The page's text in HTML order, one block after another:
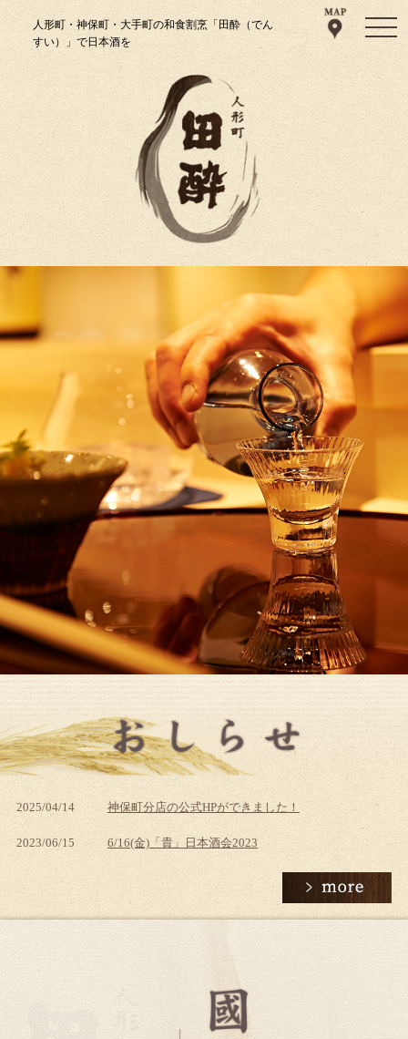
人形町・神保町・大手町の和食割烹「田酔（でん
すい）」で日本酒を
2025/04/14 神保町分店の公式HPができました！
2023/06/15 6/16(金)「貴」日本酒会2023